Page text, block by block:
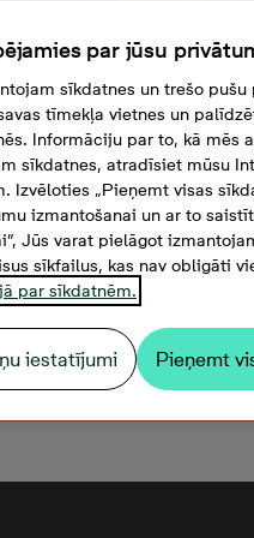
Meklējat dzīvokli
par jūsu
sīkdatnes un trešo
tīmekļa vietnes un
Informāciju par to, kā mēs
sīkdatnes, atradīsiet mūsu
Izvēloties „Pieņemt visas
izmantošanai un ar to
Jūs varat pielāgot
sīkfailus, kas nav obligāti
par sīkdatnēm.
iestatījumi Pieņemt